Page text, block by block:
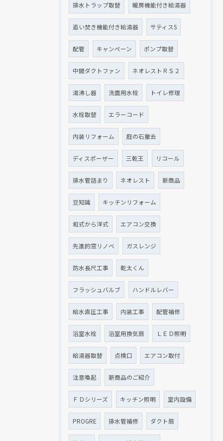
排水トラップ取替 暖房機能付き給湯器
追い焚き機能付き給湯器 サティスS
配管 キャンペーン ポンプ取替
中間ダクトファン ネオレストＲＳ２
湯沸し器 洗面用水栓 トイレ修理
水栓取替 エラーコード
内装リフォーム 庭の石撤去
ディスポーザー 三乾王 リコール
排水管詰まり ネオレスト 新商品
豆知識 キッチンリフォーム
和式から洋式 エアコン交換
先進的窓リノベ ガスレンジ
防水長尺工事 乾太くん
フラッシュバルブ ハンドルレバー
給水直圧工事 内装工事 配管補修
浴室水栓 浴室用換気扇 ＬＥＤ照明
給湯器取替 点検口 エアコン取付
注意喚起 新商品のご紹介
ＦＤシリーズ キッチン照明 室内設備
PROGRE 排水管補修 ダクト扇